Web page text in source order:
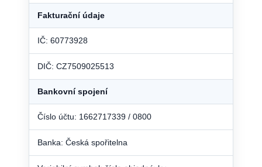
Fakturační údaje
IČ: 60773928
DIČ: CZ7509025513
Bankovní spojení
Číslo účtu: 1662717339 / 0800
Banka: Česká spořitelna